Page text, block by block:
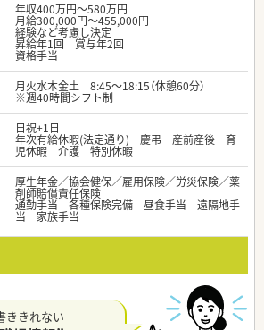
年収400万円～580万円
月給300,000円～455,000円
経験など考慮し決定
昇給年1回 賞与年2回
資格手当
月火水木金土 8:45～18:15（休憩60分）
※週40時間シフト制
日祝+1日
年次有給休暇(法定通り) 慶弔 産前産後 育
児休暇 介護 特別休暇
厚生年金／協会健保／雇用保険／労災保険／薬
剤師賠償責任保険
通勤手当 各種保険完備 昼食手当 遠隔地手
当 家族手当
ききれない